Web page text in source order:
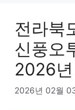
전라북
신풍오
2026년
2026년 02월